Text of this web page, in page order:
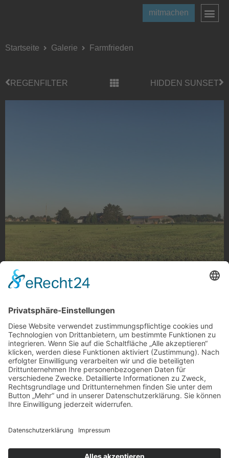
mitmachen
Startseite Galerie Farmfrieden
REGENFILTER HIDDEN SUNSET
Farmfrieden
Farmfrieden, Rheindahlen
Foto: stawi_de via Instagram